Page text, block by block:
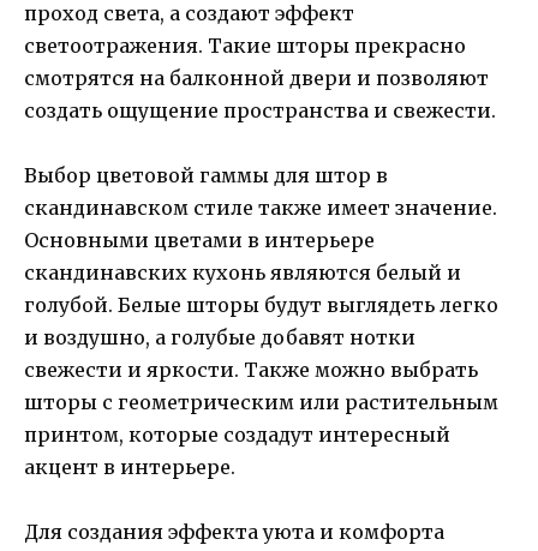
проход света, а создают эффект
светоотражения. Такие шторы прекрасно
смотрятся на балконной двери и позволяют
создать ощущение пространства и свежести.
Выбор цветовой гаммы для штор в
скандинавском стиле также имеет значение.
Основными цветами в интерьере
скандинавских кухонь являются белый и
голубой. Белые шторы будут выглядеть легко
и воздушно, а голубые добавят нотки
свежести и яркости. Также можно выбрать
шторы с геометрическим или растительным
принтом, которые создадут интересный
акцент в интерьере.
Для создания эффекта уюта и комфорта